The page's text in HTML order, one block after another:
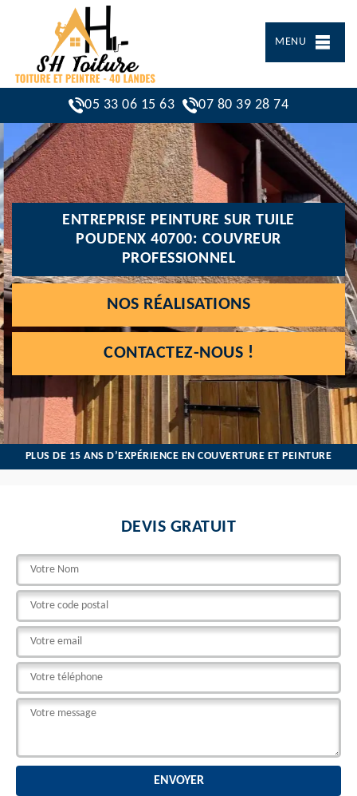
MENU
05 33 06 15 63 07 80 39 28 74
ENTREPRISE PEINTURE SUR TUILE
POUDENX 40700: COUVREUR
PROFESSIONNEL
NOS RÉALISATIONS
CONTACTEZ-NOUS !
PLUS DE 15 ANS D’EXPÉRIENCE EN COUVERTURE ET PEINTURE
DEVIS GRATUIT